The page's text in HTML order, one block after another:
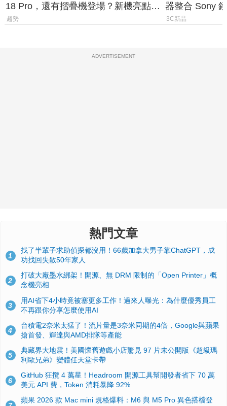
18 Pro，還有摺疊機登場？新機亮點預
測一次看
趨勢
器整合 Sony
條 USB-C 就
3C新品
ADVERTISEMENT
熱門文章
1
找了半輩子求助偵探都沒用！66歲加拿大男子靠ChatGPT，成
功找回失散50年家人
2
打破大廠墨水綁架！開源、無 DRM 限制的「Open Printer」概
念機亮相
3
用AI省下4小時竟被塞更多工作！過來人曝光：為什麼優秀員工
不再跟你分享怎麼使用AI
4
台積電2奈米太猛了！流片量是3奈米同期的4倍，Google與蘋果
搶首發、輝達與AMD排隊等產能
5
典藏界大地震！美國懷舊遊戲小店驚見 97 片未公開版《超級瑪
利歐兄弟》變體任天堂卡帶
6
GitHub 狂攬 4 萬星！Headroom 開源工具幫開發者省下 70 萬
美元 API 費，Token 消耗暴降 92%
蘋果 2026 款 Mac mini 規格爆料：M6 與 M5 Pro 異色搭檔登